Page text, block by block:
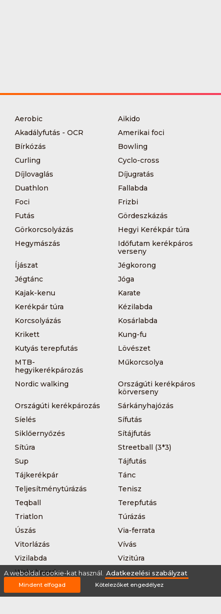
Aerobic
Aikido
Akadályfutás - OCR
Amerikai foci
Bírkózás
Bowling
Curling
Cyclo-cross
Díjlovaglás
Díjugratás
Duathlon
Fallabda
Foci
Frizbi
Futás
Gördeszkázás
Görkorcsolyázás
Hegyi Kerékpár túra
Hegymászás
Időfutam kerékpáros
verseny
Íjászat
Jégkorong
Jégtánc
Jóga
Kajak-kenu
Karate
Kerékpár túra
Kézilabda
Korcsolyázás
Kosárlabda
Krikett
Kung-fu
Kutyás terepfutás
Lövészet
MTB-
hegyikerékpározás
Műkorcsolya
Nordic walking
Országúti kerékpáros
körverseny
Országúti kerékpározás
Sárkányhajózás
Síelés
Sífutás
Siklőernyőzés
Sítájfutás
Sítúra
Streetball (3*3)
Sup
Tájfutás
Tájkerékpár
Tánc
Teljesítménytúrázás
Tenisz
Teqball
Terepfutás
Triatlon
Túrázás
Úszás
Via-ferrata
Vitorlázás
Vívás
Vizilabda
Vizitúra
Wakeboard
A weboldal cookie-kat használ. Adatkezelési szabályzat
Mindent elfogad Kötelezőket engedélyez